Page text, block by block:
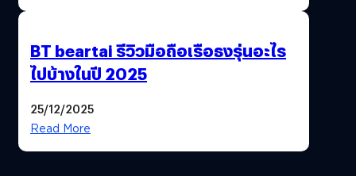
BT beartai รีวิวมือถือเรือธงรุ่นอะไร
ไปบ้างในปี 2025
25/12/2025
Read More